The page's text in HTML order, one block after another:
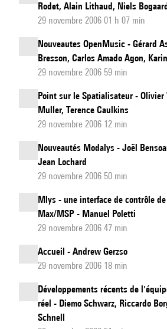
Rodet, Alain Lithaud, Niels
29 novembre 2006 01 h 07 min
Nouveautes OpenMusic - Gérard
Bresson, Carlos Amado Agon,
29 novembre 2006 59 min
Point sur le Spatialisateur - Olivier
Muller, Terence Caulkins
29 novembre 2006 12 min
Nouveautés Modalys - Joël
Jean Lochard
29 novembre 2006 50 min
Mlys - une interface de contrôle
Max/MSP - Manuel Poletti
29 novembre 2006 47 min
Accueil - Andrew Gerzso
29 novembre 2006 18 min
Développements récents de
réel - Diemo Schwarz, Riccardo
Schnell